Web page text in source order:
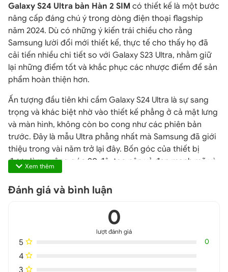
Galaxy S24 Ultra bản Hàn 2 SIM có thiết kế là một bước
nâng cấp đáng chú ý trong dòng điện thoại flagship
năm 2024. Dù có những ý kiến trái chiều cho rằng
Samsung lười đổi mới thiết kế, thực tế cho thấy họ đã
cải tiến nhiều chi tiết so với Galaxy S23 Ultra, nhằm giữ
lại những điểm tốt và khắc phục các nhược điểm để sản
phẩm hoàn thiện hơn.
Ấn tượng đầu tiên khi cầm Galaxy S24 Ultra là sự sang
trọng và khác biệt nhờ vào thiết kế phẳng ở cả mặt lưng
và màn hình, không còn bo cong như các phiên bản
trước. Đây là mẫu Ultra phẳng nhất mà Samsung đã giới
thiệu trong vài năm trở lại đây. Bốn góc của thiết bị
được làm vuông góc 90 độ, tạo nên vẻ đẹp mạnh mẽ và
hiện đại, mặc dù điều này có thể gây cấn khi bỏ vào túi
quần hoặc cầm ngang chơi game.
Xem thêm
Đánh giá và bình luận
0
lượt đánh giá
5 0
4